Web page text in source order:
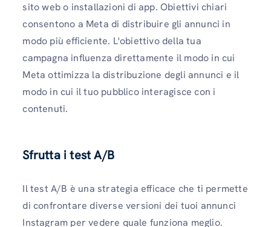
sito web o installazioni di app. Obiettivi chiari
consentono a Meta di distribuire gli annunci in
modo più efficiente. L'obiettivo della tua
campagna influenza direttamente il modo in cui
Meta ottimizza la distribuzione degli annunci e il
modo in cui il tuo pubblico interagisce con i
contenuti.
Sfrutta i test A/B
Il test A/B è una strategia efficace che ti permette
di confrontare diverse versioni dei tuoi annunci
Instagram per vedere quale funziona meglio.